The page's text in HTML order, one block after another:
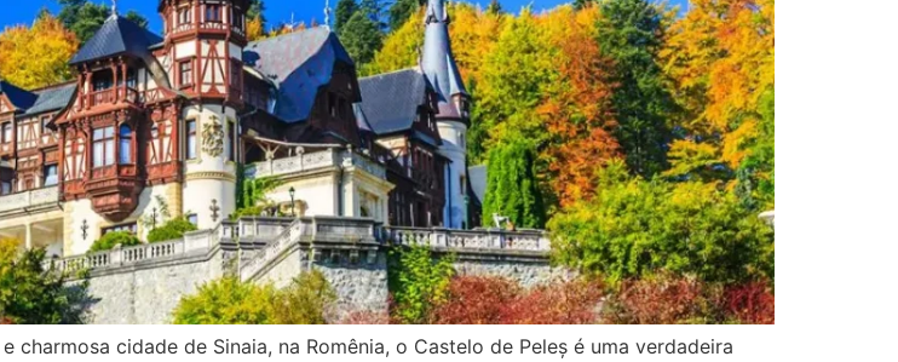
cidade de Sinaia, na Romênia, o Castelo de Peleș é uma verdadeira